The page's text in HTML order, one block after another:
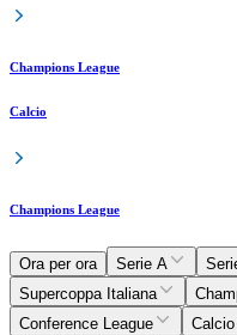
Champions League
Calcio
Champions League
Ora per ora Serie A
Supercoppa Italiana
Conference League